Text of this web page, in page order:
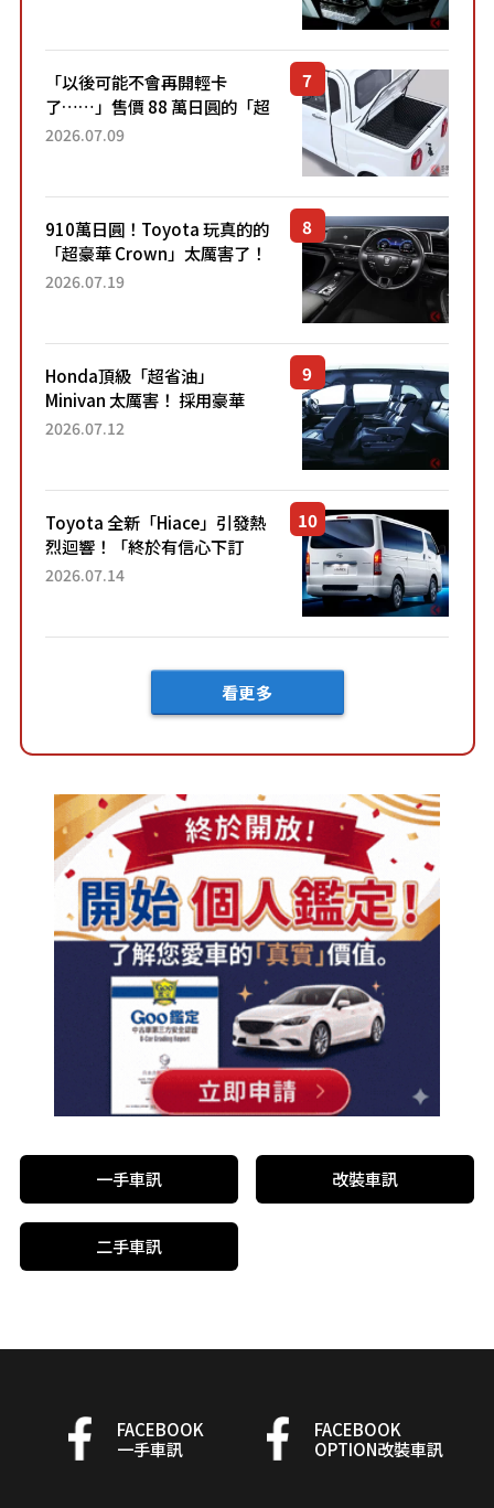
「以後可能不會再開輕卡
了……」售價 88 萬日圓的「超
迷你輕型貨車」引發兩極評
了！...
2026.07.09
910萬日圓！Toyota 玩真的的
「超豪華 Crown」太厲害了！
採用由「匠人技藝」打造的
2026.07.19
Honda頂級「超省油」
Minivan 太厲害！ 採用豪華
「真皮座椅」與專屬「黑色內
「三...
2026.07.12
Toyota 全新「Hiace」引發熱
烈迴響！「終於有信心下訂
了！」「哪個等級交車最
車？...
2026.07.14
看更多
一手車訊 改裝車訊
二手車訊
FACEBOOK
一手車訊
FACEBOOK
OPTION改裝車訊